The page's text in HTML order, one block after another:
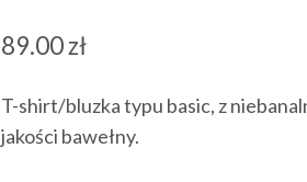
89.00zł
T-shirt/bluzka typu basic, z
jakości bawełny.